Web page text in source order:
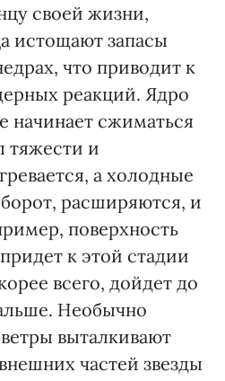
своей жизни,
истощают запасы
что приводит к
реакций. Ядро
начинает сжиматься
тяжести и
а холодные
расширяются, и
поверхность
к этой стадии
всего, дойдет до
Необычно
выталкивают
частей звезды